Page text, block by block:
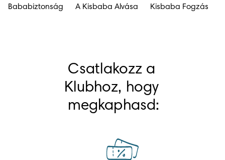
Bababiztonság A Kisbaba Alvása Kisbaba Fogzás
Csatlakozz a
Klubhoz, hogy
megkaphasd: